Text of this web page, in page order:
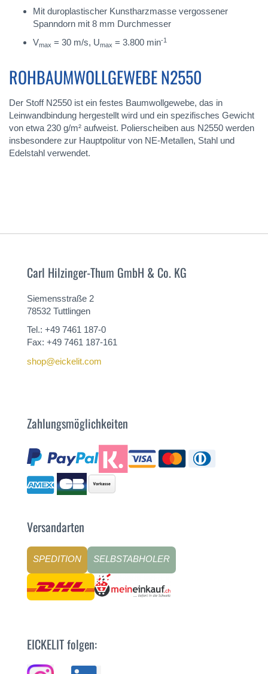
Mit duroplastischer Kunstharzmasse vergossener
Spanndorn mit 8 mm Durchmesser
Vmax = 30 m/s, Umax = 3.800 min-1
ROHBAUMWOLLGEWEBE N2550
Der Stoff N2550 ist ein festes Baumwollgewebe, das in
Leinwandbindung hergestellt wird und ein spezifisches Gewicht
von etwa 230 g/m² aufweist. Polierscheiben aus N2550 werden
insbesondere zur Hauptpolitur von NE-Metallen, Stahl und
Edelstahl verwendet.
Carl Hilzinger-Thum GmbH & Co. KG
Siemensstraße 2
78532 Tuttlingen
Tel.: +49 7461 187-0
Fax: +49 7461 187-161
shop@eickelit.com
Zahlungsmöglichkeiten
Versandarten
SPEDITION SELBSTABHOLER
EICKELIT folgen: